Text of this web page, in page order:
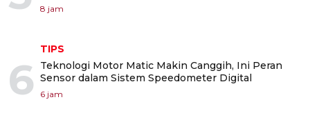
8 jam
6
TIPS
Teknologi Motor Matic Makin Canggih, Ini Peran
Sensor dalam Sistem Speedometer Digital
6 jam